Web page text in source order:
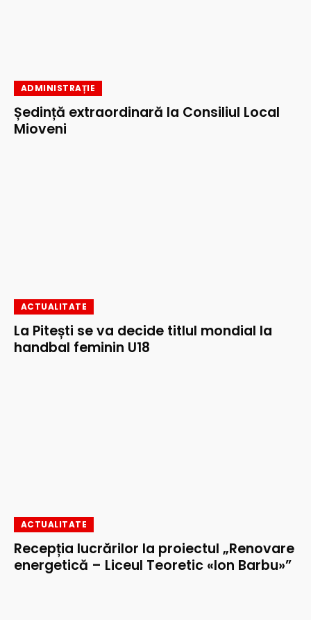
ADMINISTRAȚIE
Ședință extraordinară la Consiliul Local
Mioveni
ACTUALITATE
La Pitești se va decide titlul mondial la
handbal feminin U18
ACTUALITATE
Recepția lucrărilor la proiectul „Renovare
energetică – Liceul Teoretic «Ion Barbu»”